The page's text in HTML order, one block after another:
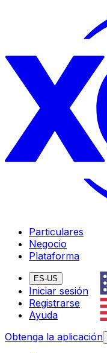
Particulares
Negocio
Plataforma
ES-US
Iniciar sesión
Registrarse
Ayuda
Obtenga la aplicación